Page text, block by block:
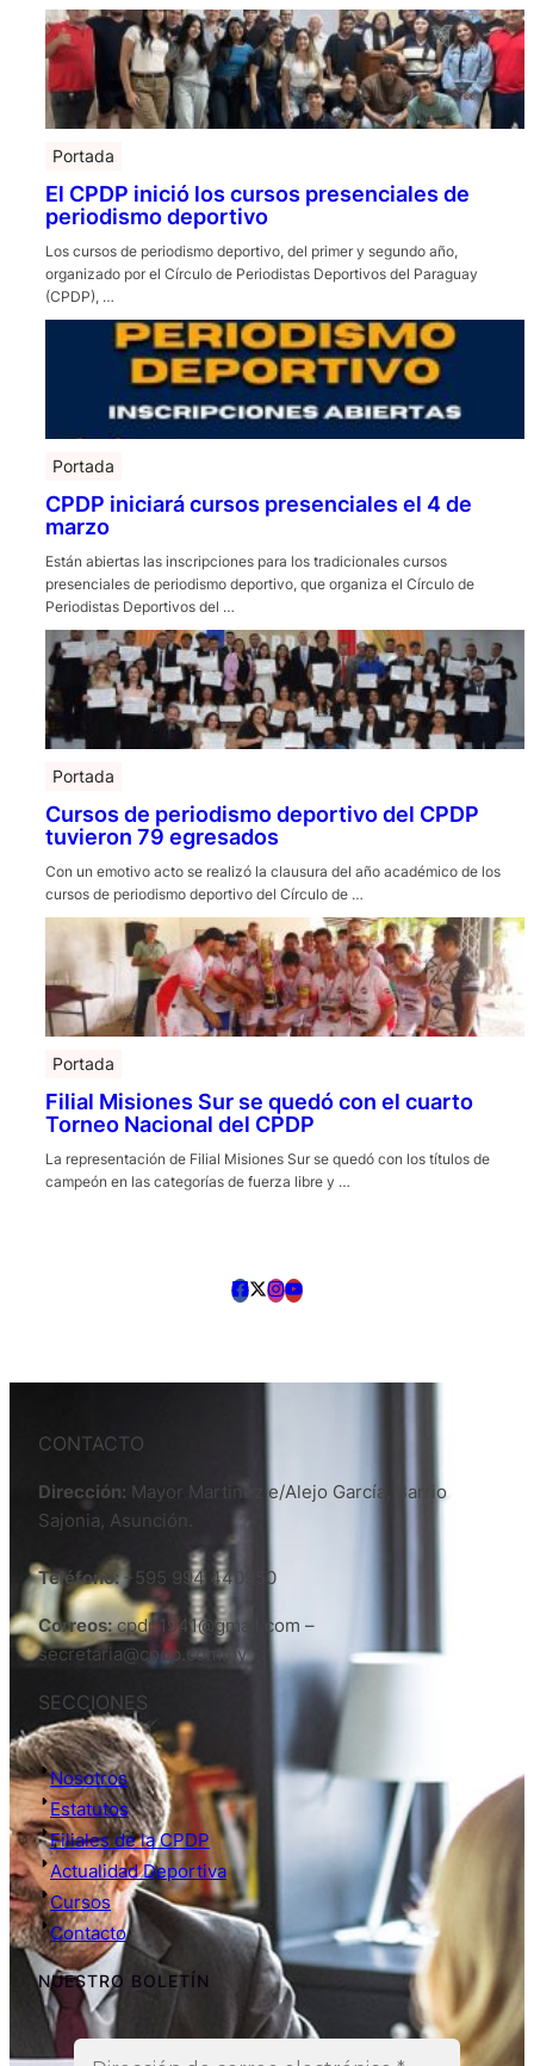
Portada
El CPDP inició los cursos presenciales de
periodismo deportivo
Los cursos de periodismo deportivo, del primer y segundo año,
organizado por el Círculo de Periodistas Deportivos del Paraguay
(CPDP), …
Portada
CPDP iniciará cursos presenciales el 4 de
marzo
Están abiertas las inscripciones para los tradicionales cursos
presenciales de periodismo deportivo, que organiza el Círculo de
Periodistas Deportivos del …
Portada
Cursos de periodismo deportivo del CPDP
tuvieron 79 egresados
Con un emotivo acto se realizó la clausura del año académico de los
cursos de periodismo deportivo del Círculo de …
Portada
Filial Misiones Sur se quedó con el cuarto
Torneo Nacional del CPDP
La representación de Filial Misiones Sur se quedó con los títulos de
campeón en las categorías de fuerza libre y …
CONTACTO
Dirección: Mayor Martinez e/Alejo García, Barrio
Sajonia, Asunción.
Teléfono:+595 994 440950
Correos:cpdp1941@gmail.com –
secretaria@cpdp.com.py
SECCIONES
Nosotros
Estatutos
Filiales de la CPDP
Actualidad Deportiva
Cursos
Contacto
NUESTRO BOLETÍN